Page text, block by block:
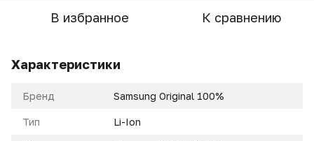
В избранное К сравнению
Характеристики
Бренд Samsung Original 100%
Тип Li-Ion